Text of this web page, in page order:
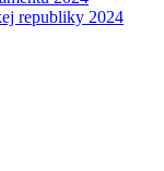
republiky 2024